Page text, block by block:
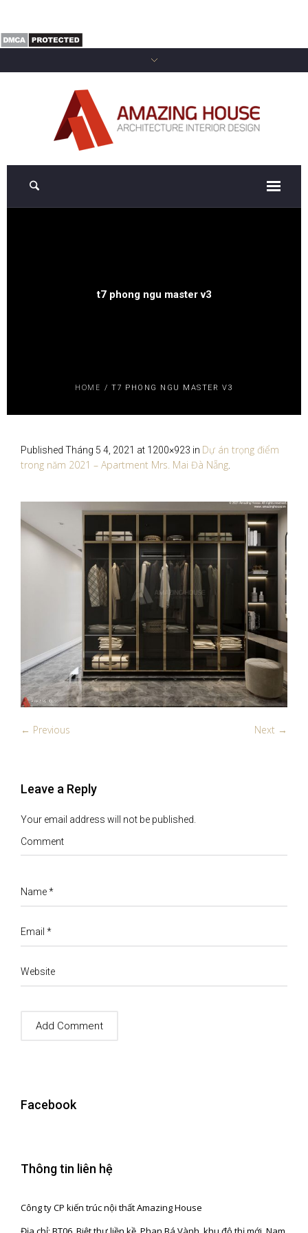
t7 phong ngu master v3
HOME / T7 PHONG NGU MASTER V3
Published Tháng 5 4, 2021 at 1200×923 in Dự án trọng điểm
trong năm 2021 – Apartment Mrs. Mai Đà Nẵng.
← Previous Next →
Leave a Reply
Your email address will not be published.
Comment
Name*
Email *
Website
Facebook
Thông tin liên hệ
Công ty CP kiến trúc nội thất Amazing House